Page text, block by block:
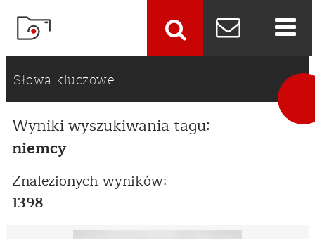
Słowa kluczowe
Wyniki wyszukiwania tagu:
niemcy
Znalezionych wyników:
1398